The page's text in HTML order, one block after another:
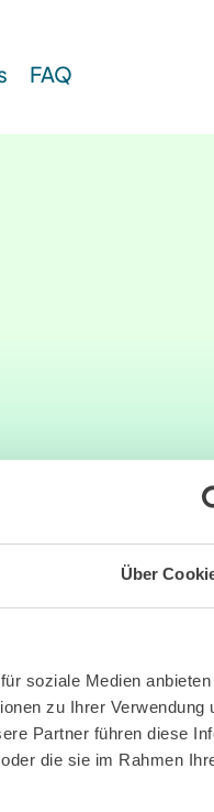
Über
soziale Medien
zu Ihrer Verwendung
Partner führen diese
die sie im Rahmen
FAQ
nicht in deinem
hinzugefügt wurdest, musst